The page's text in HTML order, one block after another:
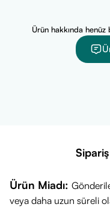
Ürün hakkında
Ürün Miadı:
veya daha uzun süreli